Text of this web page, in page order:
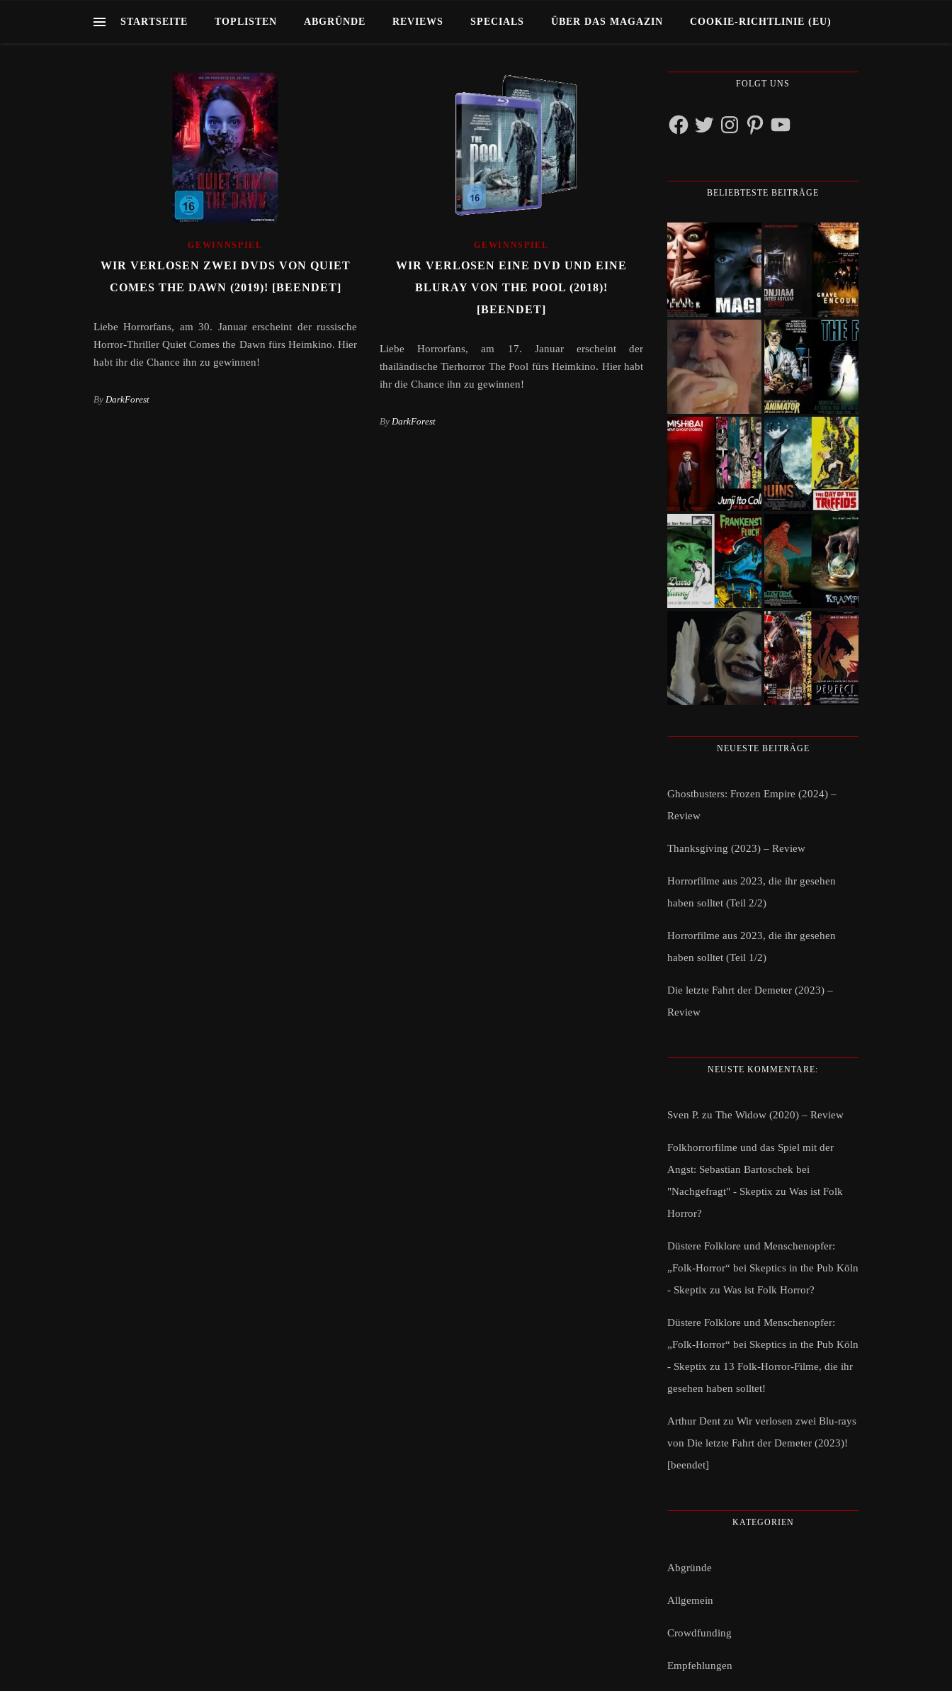
STARTSEITE TOPLISTEN ABGRÜNDE REVIEWS SPECIALS ÜBER DAS MAGAZIN COOKIE-RICHTLINIE (EU)
GEWINNSPIEL
WIR VERLOSEN ZWEI DVDS VON QUIET
COMES THE DAWN (2019)! [BEENDET]
Liebe Horrorfans, am 30. Januar erscheint der russische
Horror-Thriller Quiet Comes the Dawn fürs Heimkino. Hier
habt ihr die Chance ihn zu gewinnen!
By DarkForest
GEWINNSPIEL
WIR VERLOSEN EINE DVD UND EINE
BLURAY VON THE POOL (2018)!
[BEENDET]
Liebe Horrorfans, am 17. Januar erscheint der
thailändische Tierhorror The Pool fürs Heimkino. Hier habt
ihr die Chance ihn zu gewinnen!
By DarkForest
FOLGT UNS
FacebookTwitterInstagramPinterestYouTube
BELIEBTESTE BEITRÄGE
NEUESTE BEITRÄGE
Ghostbusters: Frozen Empire (2024) –
Review
Thanksgiving (2023) – Review
Horrorfilme aus 2023, die ihr gesehen
haben solltet (Teil 2/2)
Horrorfilme aus 2023, die ihr gesehen
haben solltet (Teil 1/2)
Die letzte Fahrt der Demeter (2023) –
Review
NEUSTE KOMMENTARE:
Sven P. zu The Widow (2020) – Review
Folkhorrorfilme und das Spiel mit der
Angst: Sebastian Bartoschek bei
"Nachgefragt" - Skeptix zu Was ist Folk
Horror?
Düstere Folklore und Menschenopfer:
„Folk-Horror“ bei Skeptics in the Pub Köln
- Skeptix zu Was ist Folk Horror?
Düstere Folklore und Menschenopfer:
„Folk-Horror“ bei Skeptics in the Pub Köln
- Skeptix zu 13 Folk-Horror-Filme, die ihr
gesehen haben solltet!
Arthur Dent zu Wir verlosen zwei Blu-rays
von Die letzte Fahrt der Demeter (2023)!
[beendet]
KATEGORIEN
Abgründe
Allgemein
Crowdfunding
Empfehlungen